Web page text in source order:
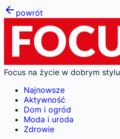
powrót
Focus na życie w dobrym stylu
Najnowsze
Aktywność
Dom i ogród
Moda i uroda
Zdrowie